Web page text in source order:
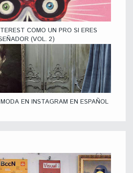
COMO UN PRO SI ERES
(VOL. 2)
EN INSTAGRAM EN ESPAÑOL